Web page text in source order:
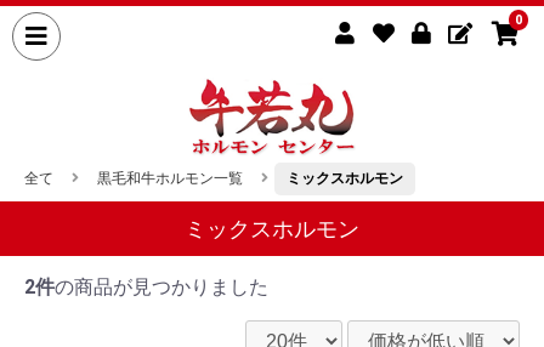
0
全て 黒毛和牛ホルモン一覧 ミックスホルモン
ミックスホルモン
2件の商品が見つかりました